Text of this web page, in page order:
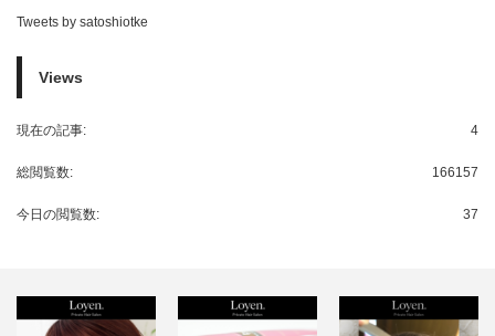
Tweets by satoshiotke
Views
4
現在の記事:
166157
総閲覧数:
37
今日の閲覧数: